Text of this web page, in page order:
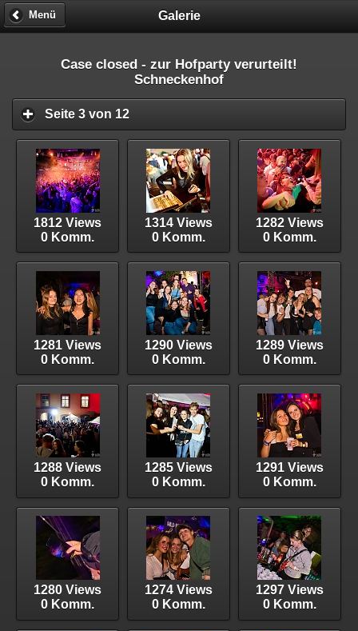
Galerie
Menü
Case closed - zur Hofparty verurteilt!
Schneckenhof
Seite 3 von 12
1812 Views
0 Komm.
1314 Views
0 Komm.
1282 Views
0 Komm.
1281 Views
0 Komm.
1290 Views
0 Komm.
1289 Views
0 Komm.
1288 Views
0 Komm.
1285 Views
0 Komm.
1291 Views
0 Komm.
1280 Views
0 Komm.
1274 Views
0 Komm.
1297 Views
0 Komm.